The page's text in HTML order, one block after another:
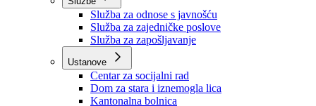
Organizacije
Službe
Služba za odnose s javnošću
Služba za zajedničke poslove
Služba za zapošljavanje
Ustanove